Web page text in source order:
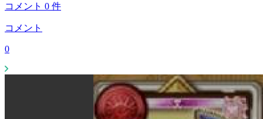
コメント 0 件
コメント
0